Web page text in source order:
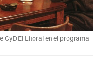
CyD El Litoral en el programa